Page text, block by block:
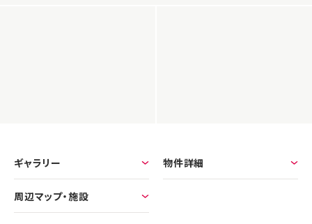
ギャラリー 物件詳細
周辺マップ・施設